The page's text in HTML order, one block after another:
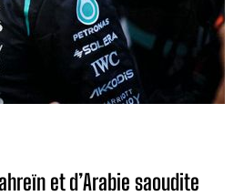
et d’Arabie saoudite